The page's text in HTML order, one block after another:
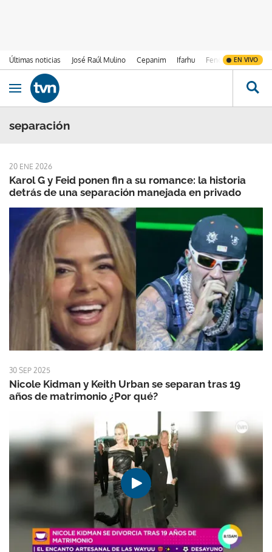
Últimas noticias José Raúl Mulino Cepanim Ifarhu Fenómeno de El
EN VIVO
Ir al contenido
Obrir navegació
separación
20 ENE 2026
Karol G y Feid ponen fin a su romance: la historia
detrás de una separación manejada en privado
30 SEP 2025
Nicole Kidman y Keith Urban se separan tras 19
años de matrimonio ¿Por qué?